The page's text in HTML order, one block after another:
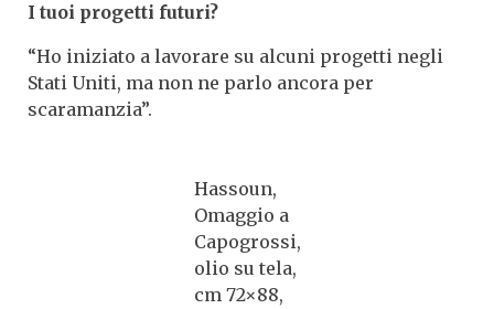
I tuoi progetti futuri?
“Ho iniziato a lavorare su alcuni progetti negli
Stati Uniti, ma non ne parlo ancora per
scaramanzia”.
Hassoun,
Omaggio a
Capogrossi,
olio su tela,
cm 72×88,